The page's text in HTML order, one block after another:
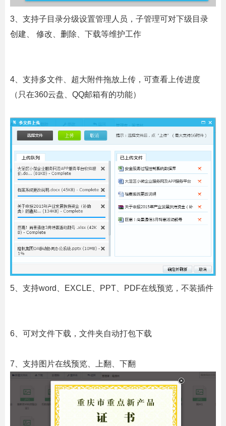
3、支持子目录分级设置管理人员，子管理可对下级目录
创建、 修改、删除、下载等维护工作
4、支持多文件、超大附件拖放上传，可查看上传进度
（只在360云盘、 QQ邮箱有的功能）
5、支持word EXCLE PPT PDF在线预览，不装插件
6、 可对文件下载，文件夹自动打包下载
7、支持图片在线预览、上翻、下翻